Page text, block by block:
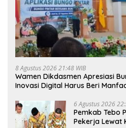
8 Agustus 2026 21:48 WIB
Wamen Dikdasmen Apresiasi
Inovasi Digital Harus Beri
6 Agustus 2026
Pemkab Tebo
Pekerja Lewat